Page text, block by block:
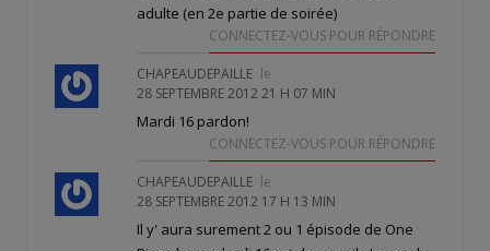
adulte (en 2e partie de soirée)
CONNECTEZ-VOUS POUR RÉPONDRE
CHAPEAUDEPAILLE le
28 SEPTEMBRE 2012 21 H 07 MIN
Mardi 16 pardon!
CONNECTEZ-VOUS POUR RÉPONDRE
CHAPEAUDEPAILLE le
28 SEPTEMBRE 2012 17 H 13 MIN
Il y' aura surement 2 ou 1 épisode de One